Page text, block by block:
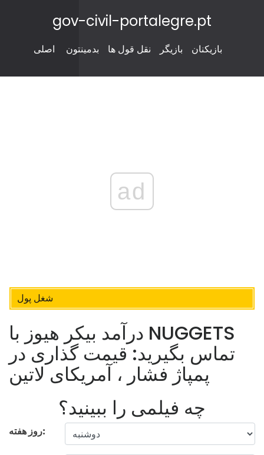
gov-civil-portalegre.pt
اصلی بدمینتون نقل قول ها بازیگر بازیکنان
ad
شغل پول
درآمد بیکر هیوز با NUGGETS
تماس بگیرید: قیمت گذاری در
پمپاژ فشار ، آمریکای لاتین
چه فیلمی را ببینید؟
روز هفته: